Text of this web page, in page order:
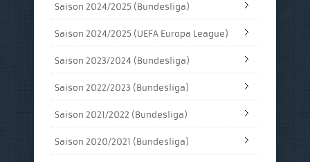
Saison 2024/2025 (Bundesliga)
Saison 2024/2025 (UEFA Europa League)
Saison 2023/2024 (Bundesliga)
Saison 2022/2023 (Bundesliga)
Saison 2021/2022 (Bundesliga)
Saison 2020/2021 (Bundesliga)